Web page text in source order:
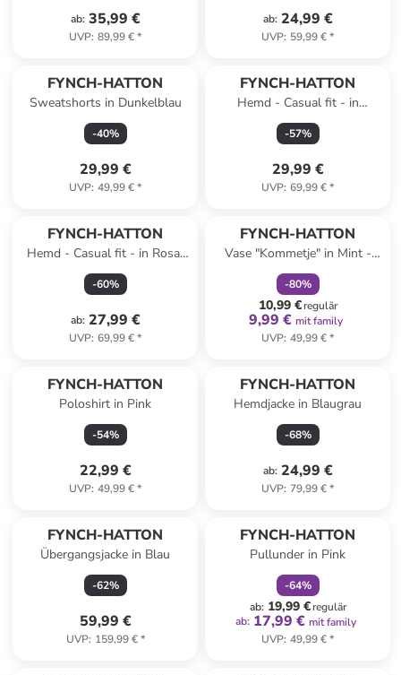
ab: 35,99 €
UVP: 89,99 €*
ab: 24,99 €
UVP: 59,99 €*
FYNCH-HATTON
Sweatshorts in Dunkelblau
-40%
29,99 €
UVP: 49,99 €*
FYNCH-HATTON
Hemd - Casual fit - in
Dunkelblau/ Weiß
-57%
29,99 €
UVP: 69,99 €*
FYNCH-HATTON
Hemd - Casual fit - in Rosa/
Dunkelblau
-60%
ab: 27,99 €
UVP: 69,99 €*
FYNCH-HATTON
Vase "Kommetje" in Mint -
(H)17 x Ø 14 cm
-80%
10,99 €regulär
9,99 € mit family
UVP: 49,99 €*
FYNCH-HATTON
Poloshirt in Pink
-54%
22,99 €
UVP: 49,99 €*
FYNCH-HATTON
Hemdjacke in Blaugrau
-68%
ab: 24,99 €
UVP: 79,99 €*
FYNCH-HATTON
Übergangsjacke in Blau
-62%
59,99 €
UVP: 159,99 €*
FYNCH-HATTON
Pullunder in Pink
-64%
ab: 19,99 €regulär
ab: 17,99 € mit family
UVP: 49,99 €*